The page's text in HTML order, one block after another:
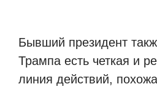
Бывший президент
Трампа есть четкая и
линия действий,